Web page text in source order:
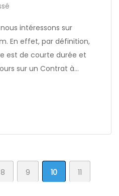
intéressons sur
En effet, par définition,
est de courte durée et
sur un Contrat à…
8 9 10 11